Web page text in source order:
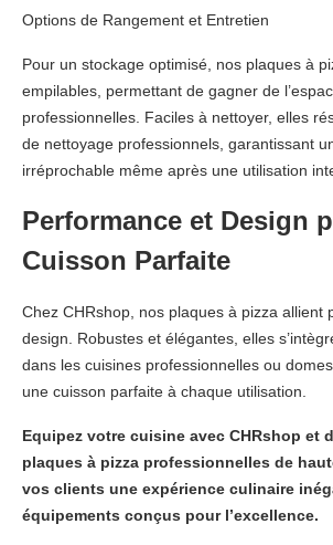
Options de Rangement et Entretien
Pour un stockage optimisé, nos plaques à
empilables, permettant de gagner de
professionnelles. Faciles à nettoyer, elles
de nettoyage professionnels, garantissant
irréprochable même après une utilisation
Performance et Design
Cuisson Parfaite
Chez CHRshop, nos plaques à pizza allient
design. Robustes et élégantes, elles
dans les cuisines professionnelles ou
une cuisson parfaite à chaque utilisation.
Equipez votre cuisine avec CHRshop et
plaques à pizza professionnelles de
vos clients une expérience culinaire
équipements conçus pour l’excellence.